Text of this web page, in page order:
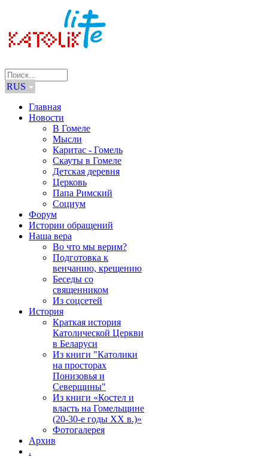
RUS
Главная
Новости
В Гомеле
Мысли
Каритас - Гомель
Скауты в Гомеле
Детская деревня
Церковь
Папа Римский
Социум
Форум
Истории обращений
Наша вера
Во что мы верим?
Подготовка к
венчанию, крещению
Беседы со
священником
Из соцсетей
История
Краткая история
Католической Церкви
в Беларуси
Из книги "Католики
на просторах
Понизовья и
Северщины"
Из книги «Костел и
власть на Гомельщине
(20-30-е годы ХХ в.)»
Фотогалерея
Архив
.